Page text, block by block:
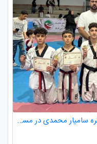
مدال طلای صدرا سلطانخواه و مدال نقره سامیار محمدی در مسابقات قهرمانی نونهالان استان گیلان